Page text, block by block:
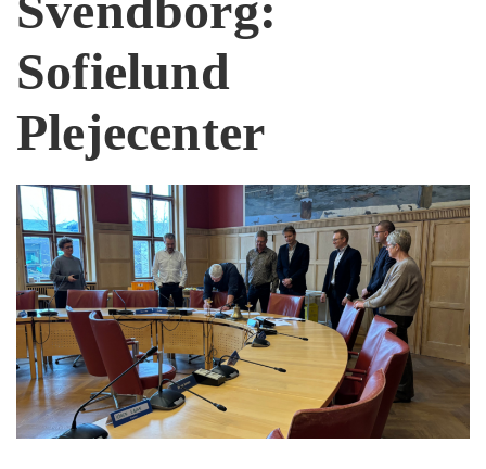
Sofielund
Plejecenter